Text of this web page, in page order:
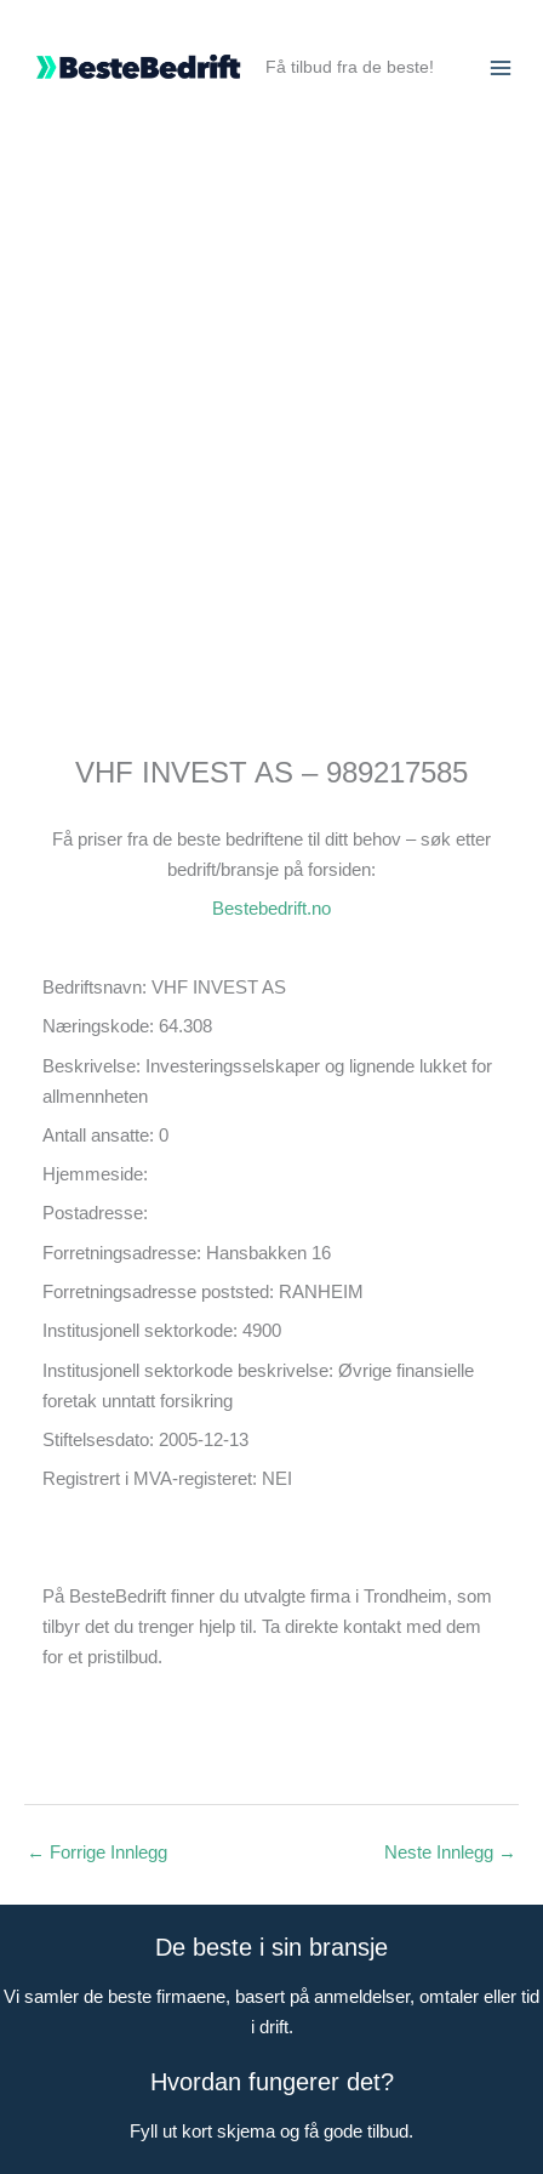
Få tilbud fra de beste!
VHF INVEST AS – 989217585
Få priser fra de beste bedriftene til ditt behov – søk etter
bedrift/bransje på forsiden:
Bestebedrift.no
Bedriftsnavn: VHF INVEST AS
Næringskode: 64.308
Beskrivelse: Investeringsselskaper og lignende lukket for
allmennheten
Antall ansatte: 0
Hjemmeside:
Postadresse:
Forretningsadresse: Hansbakken 16
Forretningsadresse poststed: RANHEIM
Institusjonell sektorkode: 4900
Institusjonell sektorkode beskrivelse: Øvrige finansielle
foretak unntatt forsikring
Stiftelsesdato: 2005-12-13
Registrert i MVA-registeret: NEI
På BesteBedrift finner du utvalgte firma i Trondheim, som
tilbyr det du trenger hjelp til. Ta direkte kontakt med dem
for et pristilbud.
← Forrige Innlegg Neste Innlegg →
De beste i sin bransje
Vi samler de beste firmaene, basert på anmeldelser, omtaler eller tid
i drift.
Hvordan fungerer det?
Fyll ut kort skjema og få gode tilbud.